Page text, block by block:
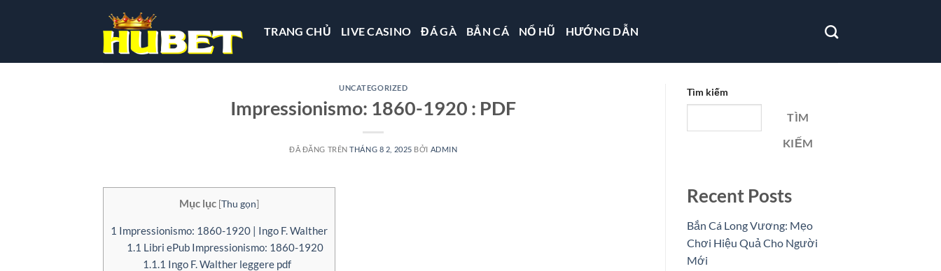
dung
TRANG CHỦ LIVE CASINO ĐÁ GÀ BẮN CÁ NỔ HŨ HƯỚNG DẪN
UNCATEGORIZED
Impressionismo: 1860-1920 : PDF
ĐÃ ĐĂNG TRÊNTHÁNG 8 2, 2025 BỞI ADMIN
Mục lục [Thu gọn]
1 Impressionismo: 1860-1920 | Ingo F. Walther
1.1 Libri ePub Impressionismo: 1860-1920
1.1.1 Ingo F. Walther leggere pdf
Tìm kiếm
TÌM
KIẾM
Recent Posts
Bắn Cá Long Vương: Mẹo
Chơi Hiệu Quả Cho Người
Mới